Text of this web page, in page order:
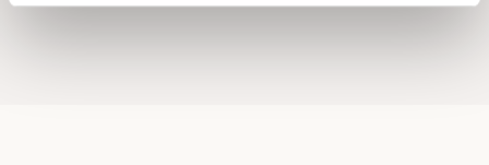
Dessa kan i sin tur kombinera informationen med annan